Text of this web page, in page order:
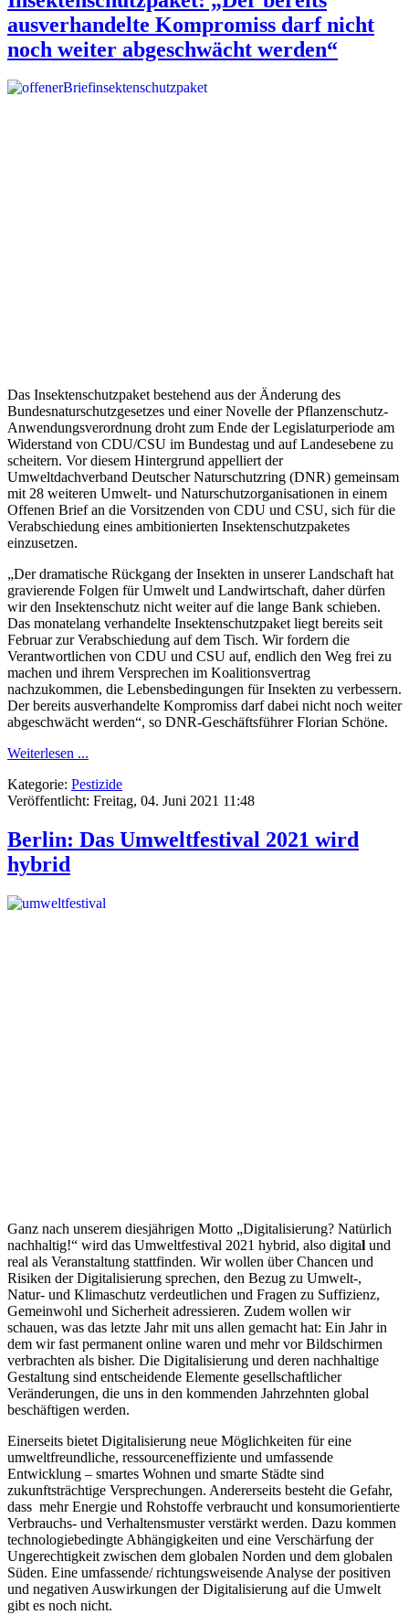
ausverhandelte Kompromiss darf nicht
noch weiter abgeschwächt werden“
Das Insektenschutzpaket bestehend aus der Änderung des
Bundesnaturschutzgesetzes und einer Novelle der Pflanzenschutz-
Anwendungsverordnung droht zum Ende der Legislaturperiode am
Widerstand von CDU/CSU im Bundestag und auf Landesebene zu
scheitern. Vor diesem Hintergrund appelliert der
Umweltdachverband Deutscher Naturschutzring (DNR) gemeinsam
mit 28 weiteren Umwelt- und Naturschutzorganisationen in einem
Offenen Brief an die Vorsitzenden von CDU und CSU, sich für die
Verabschiedung eines ambitionierten Insektenschutzpaketes
einzusetzen.
„Der dramatische Rückgang der Insekten in unserer Landschaft hat
gravierende Folgen für Umwelt und Landwirtschaft, daher dürfen
wir den Insektenschutz nicht weiter auf die lange Bank schieben.
Das monatelang verhandelte Insektenschutzpaket liegt bereits seit
Februar zur Verabschiedung auf dem Tisch. Wir fordern die
Verantwortlichen von CDU und CSU auf, endlich den Weg frei zu
machen und ihrem Versprechen im Koalitionsvertrag
nachzukommen, die Lebensbedingungen für Insekten zu verbessern.
Der bereits ausverhandelte Kompromiss darf dabei nicht noch weiter
abgeschwächt werden“, so DNR-Geschäftsführer Florian Schöne.
Weiterlesen ...
Kategorie: Pestizide
Veröffentlicht: Freitag, 04. Juni 2021 11:48
Berlin: Das Umweltfestival 2021 wird
hybrid
Ganz nach unserem diesjährigen Motto „Digitalisierung? Natürlich
nachhaltig!“ wird das Umweltfestival 2021 hybrid, also digital und
real als Veranstaltung stattfinden. Wir wollen über Chancen und
Risiken der Digitalisierung sprechen, den Bezug zu Umwelt-,
Natur- und Klimaschutz verdeutlichen und Fragen zu Suffizienz,
Gemeinwohl und Sicherheit adressieren. Zudem wollen wir
schauen, was das letzte Jahr mit uns allen gemacht hat: Ein Jahr in
dem wir fast permanent online waren und mehr vor Bildschirmen
verbrachten als bisher. Die Digitalisierung und deren nachhaltige
Gestaltung sind entscheidende Elemente gesellschaftlicher
Veränderungen, die uns in den kommenden Jahrzehnten global
beschäftigen werden.
Einerseits bietet Digitalisierung neue Möglichkeiten für eine
umweltfreundliche, ressourceneffiziente und umfassende
Entwicklung – smartes Wohnen und smarte Städte sind
zukunftsträchtige Versprechungen. Andererseits besteht die Gefahr,
dass mehr Energie und Rohstoffe verbraucht und konsumorientierte
Verbrauchs- und Verhaltensmuster verstärkt werden. Dazu kommen
technologiebedingte Abhängigkeiten und eine Verschärfung der
Ungerechtigkeit zwischen dem globalen Norden und dem globalen
Süden. Eine umfassende/ richtungsweisende Analyse der positiven
und negativen Auswirkungen der Digitalisierung auf die Umwelt
gibt es noch nicht.